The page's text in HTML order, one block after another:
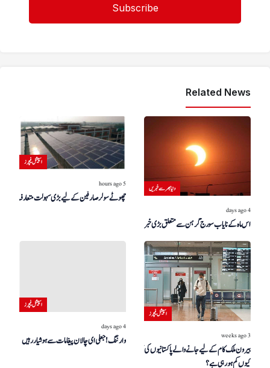
Related News
اسپیشل فیچرز
5 hours ago
چھوٹے سولر صارفین کے لیے بڑی سہولت متعارف
دنیا بھر سے خبریں
4 days ago
اس ماہ کے نایاب سورج گرہن سے متعلق بڑی خبر!
اسپیشل فیچرز
وارننگ! جعلی ای چالان پیغامات سے ہوشیار رہیں
اسپیشل فیچرز
3 weeks ago
بیرون ملک کام کے لیے جانے والے پاکستانیوں کی تعداد
کیوں کم ہو رہی ہے؟